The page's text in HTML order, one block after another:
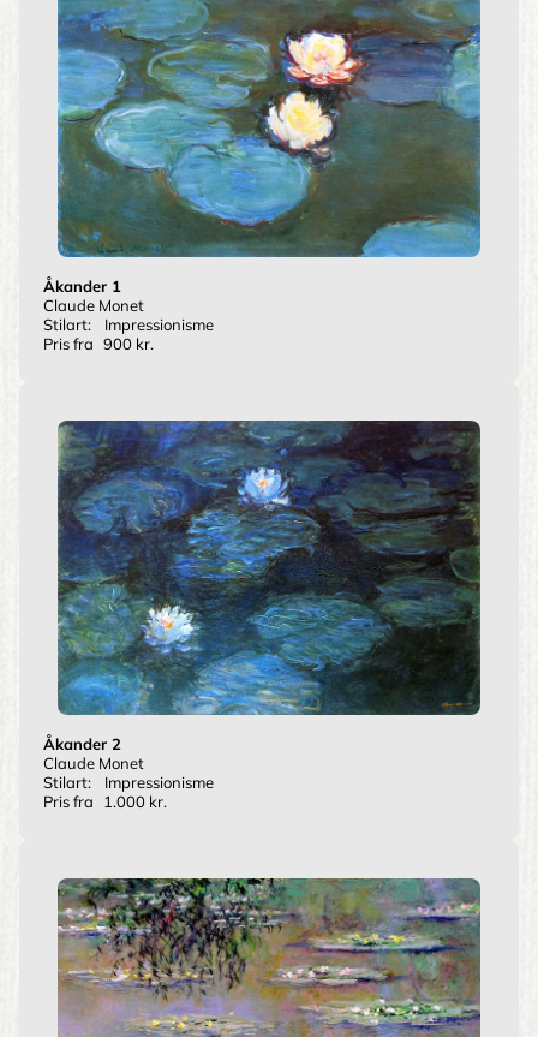
Åkander 1
Claude Monet
Stilart:
Impressionisme
Pris fra 900 kr.
Åkander 2
Claude Monet
Stilart:
Impressionisme
Pris fra
1.000 kr.